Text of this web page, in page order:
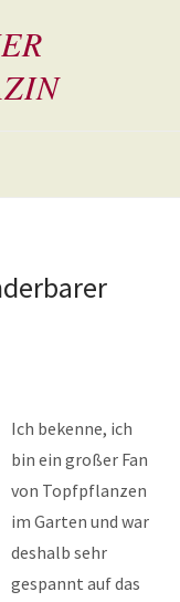
Ich bekenne, ich
bin ein großer Fan
von Topfpflanzen
im Garten und war
deshalb sehr
gespannt auf das